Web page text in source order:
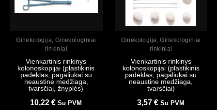
Ginekologija, Ginekologiniai
rinkiniai
Vienkartinis rinkinys
kolonoskopijai (plastikinis
padėklas, pagaliukai su
neaustine medžiaga,
tvarsčiai, žnyplės)
10,22€ Su PVM
Ginekologija,Ginekologiniai
rinkiniai
Vienkartinis rinkinys
kolonoskopijai (plastikinis
padėklas, pagaliukai su
neaustine medžiaga,
tvarsčiai)
3,57€ Su PVM